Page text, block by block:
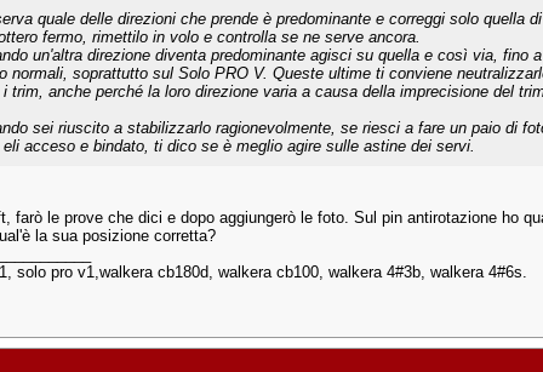
quale delle direzioni che prende è predominante e correggi solo quella
fermo, rimettilo in volo e controlla se ne serve ancora.
un'altra direzione diventa predominante agisci su quella e così via, fino
normali, soprattutto sul Solo PRO V. Queste ultime ti conviene
i trim, anche perché la loro direzione varia a causa della imprecisione del
sei riuscito a stabilizzarlo ragionevolmente, se riesci a fare un paio di
eli acceso e bindato, ti dico se è meglio agire sulle astine dei servi.
farò le prove che dici e dopo aggiungerò le foto. Sul pin antirotazione ho
la sua posizione corretta?
solo pro v1,walkera cb180d, walkera cb100, walkera 4#3b, walkera 4#6s.